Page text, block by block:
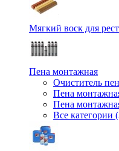
Мягкий воск для
Пена монтажная
Очиститель
Пена
Пена
Все категории